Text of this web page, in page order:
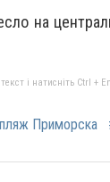
на
і натисніть Ctrl +
Приморска